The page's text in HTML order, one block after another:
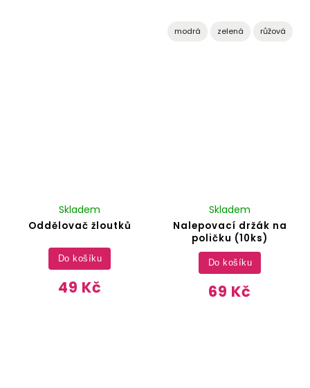
modrá zelená růžová
Oddělovač žloutků
Skladem
49 Kč
Do košíku
Nalepovací držák na
poličku (10ks)
Skladem
69 Kč
Do košíku